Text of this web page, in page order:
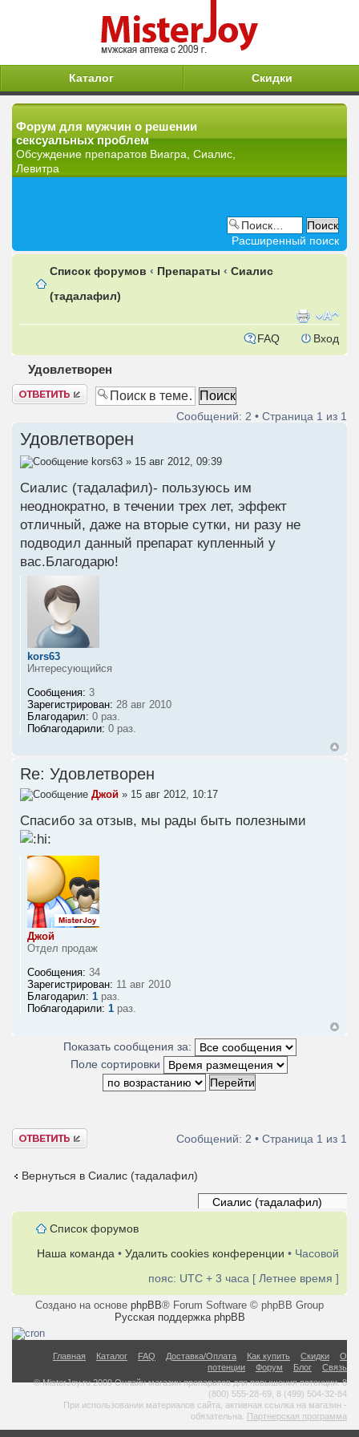
Каталог Скидки
Форум для мужчин о решении
сексуальных проблем
Обсуждение препаратов Виагра, Сиалис,
Левитра
Расширенный поиск
Список форумов ‹ Препараты ‹ Сиалис
(тадалафил)
FAQ Вход
Удовлетворен
Ответить
Сообщений: 2 • Страница 1 из 1
Удовлетворен
kors63 » 15 авг 2012, 09:39
Сиалис (тадалафил)- пользуюсь им
неоднократно, в течении трех лет, эффект
отличный, даже на вторые сутки, ни разу не
подводил данный препарат купленный у
вас.Благодарю!
kors63
Интересующийся
Сообщения: 3
Зарегистрирован: 28 авг 2010
Благодарил: 0 раз.
Поблагодарили: 0 раз.
Re: Удовлетворен
Джой » 15 авг 2012, 10:17
Спасибо за отзыв, мы рады быть полезными
Джой
Отдел продаж
Сообщения: 34
Зарегистрирован: 11 авг 2010
Благодарил: 1 раз.
Поблагодарили: 1 раз.
Показать сообщения за:
Поле сортировки
Ответить Сообщений: 2 • Страница 1 из 1
Вернуться в Сиалис (тадалафил)
Список форумов
Наша команда • Удалить cookies конференции • Часовой
пояс: UTC + 3 часа [ Летнее время ]
Создано на основе phpBB® Forum Software © phpBB Group
Русская поддержка phpBB
Главная Каталог FAQ Доставка/Оплата Как купить Скидки
О
потенции
Форум Блог
Связь
© MisterJoy.ru 2009 Онлайн магазин препаратов для повышения потенции. 8
(800) 555-28-69, 8 (499) 504-32-84
При использовании материалов сайта, активная ссылка на магазин -
обязательна.
Партнерская программа